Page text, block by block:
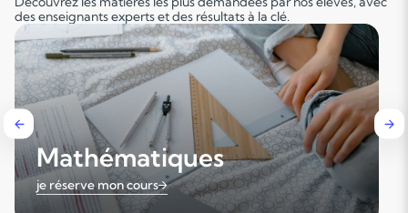
des enseignants experts et des résultats à la clé.
Mathématiques
je réserve mon cours